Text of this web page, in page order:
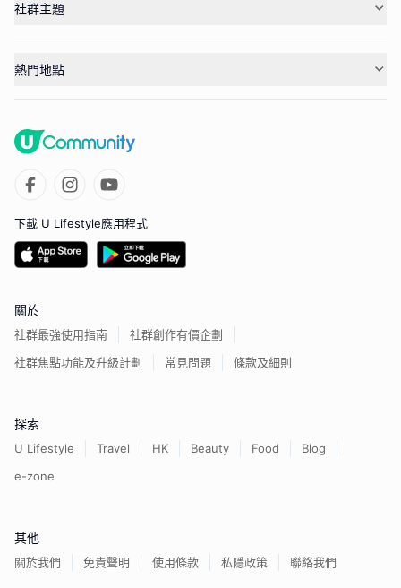
社群主題
熱門地點
下載 U Lifestyle應用程式
關於
社群最強使用指南
社群創作有價企劃
社群焦點功能及升級計劃
常見問題 條款及細則
探索
U Lifestyle Travel HK Beauty Food
Blog
e-zone
其他
關於我們 免責聲明 使用條款 私隱政策 聯絡我們